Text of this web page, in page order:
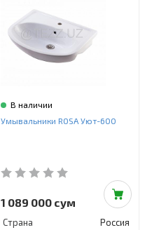
В наличии
Умывальники ROSA Уют-600
1 089 000 сум
Страна Россия